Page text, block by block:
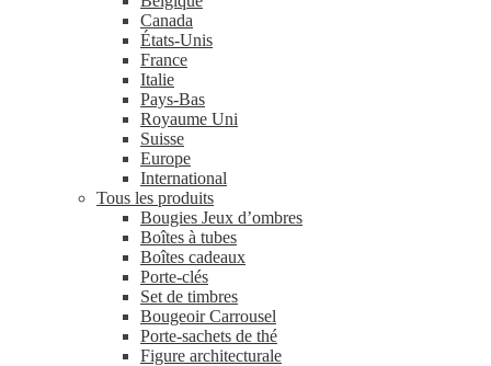
Canada
États-Unis
France
Italie
Pays-Bas
Royaume Uni
Suisse
Europe
International
Tous les produits
Bougies Jeux d’ombres
Boîtes à tubes
Boîtes cadeaux
Porte-clés
Set de timbres
Bougeoir Carrousel
Porte-sachets de thé
Figure architecturale